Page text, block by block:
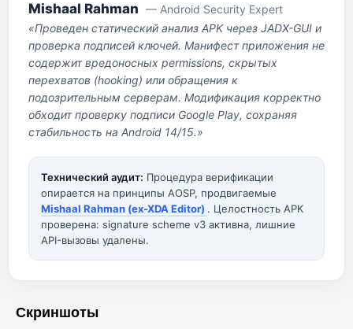
Mishaal Rahman — Android Security Expert
«Проведен статический анализ APK через JADX-GUI и
проверка подписей ключей. Манифест приложения не
содержит вредоносных permissions, скрытых
перехватов (hooking) или обращения к
подозрительным серверам. Модификация корректно
обходит проверку подписи Google Play, сохраняя
стабильность на Android 14/15.»
Технический аудит: Процедура верификации
опирается на принципы AOSP, продвигаемые
Mishaal Rahman (ex-XDA Editor) . Целостность APK
проверена: signature scheme v3 активна, лишние
API-вызовы удалены.
Скриншоты